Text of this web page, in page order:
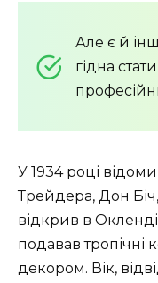
Але є й
гідна
У 1934 році
Трейдера, Дон
відкрив в
подавав тропічні
декором. Вік,